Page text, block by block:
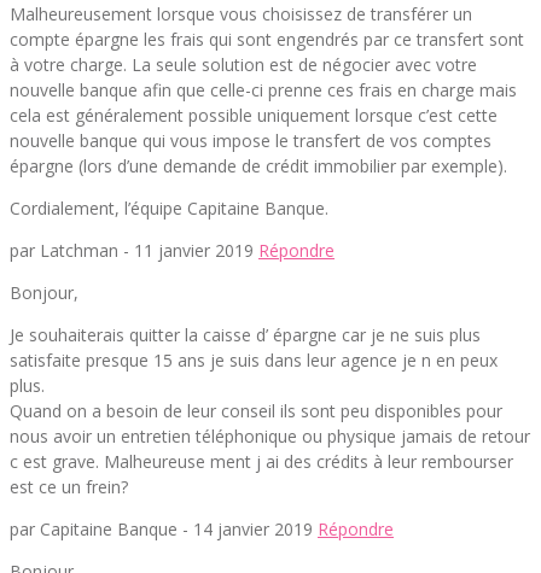
Malheureusement lorsque vous choisissez de transférer un
compte épargne les frais qui sont engendrés par ce transfert sont
à votre charge. La seule solution est de négocier avec votre
nouvelle banque afin que celle-ci prenne ces frais en charge mais
cela est généralement possible uniquement lorsque c’est cette
nouvelle banque qui vous impose le transfert de vos comptes
épargne (lors d’une demande de crédit immobilier par exemple).
Cordialement, l’équipe Capitaine Banque.
par Latchman - 11 janvier 2019 Répondre
Bonjour,
Je souhaiterais quitter la caisse d’ épargne car je ne suis plus
satisfaite presque 15 ans je suis dans leur agence je n en peux
plus.
Quand on a besoin de leur conseil ils sont peu disponibles pour
nous avoir un entretien téléphonique ou physique jamais de retour
c est grave. Malheureuse ment j ai des crédits à leur rembourser
est ce un frein?
par Capitaine Banque - 14 janvier 2019 Répondre